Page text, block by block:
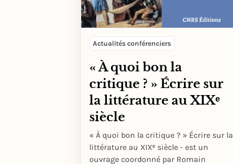
Actualités conférenciers
« À quoi bon la
critique ? » Écrire sur
la littérature au XIXᵉ
siècle
« À quoi bon la critique ? » Écrire sur la
littérature au XIXᵉ siècle - est un
ouvrage coordonné par Romain